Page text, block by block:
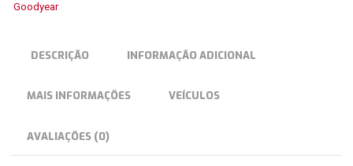
Goodyear
DESCRIÇÃO INFORMAÇÃO ADICIONAL
MAIS INFORMAÇÕES VEÍCULOS
AVALIAÇÕES (0)